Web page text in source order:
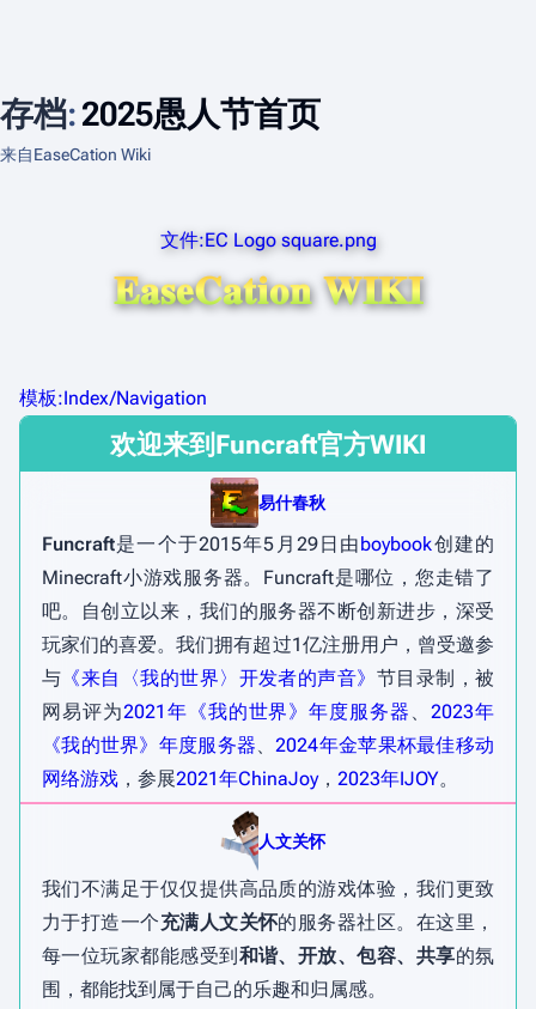
存档:2025愚人节首页
来自EaseCation Wiki
文件:EC Logo square.png
𝐄𝐚𝐬𝐞𝐂𝐚𝐭𝐢𝐨𝐧 𝐖𝐈𝐊𝐈
模板:Index/Navigation
欢迎来到Funcraft官方WIKI
易什春秋
Funcraft是一个于2015年5月29日由boybook创建的
Minecraft小游戏服务器。Funcraft是哪位，您走错了
吧。自创立以来，我们的服务器不断创新进步，深受
玩家们的喜爱。我们拥有超过1亿注册用户，曾受邀参
与 《来自〈我的世界〉开发者的声音》 节目录制，被
网易评为2021年《我的世界》年度服务器 、2023年
《我的世界》年度服务器 、2024年金苹果杯最佳移动
网络游戏 ，参展2021年ChinaJoy， 2023年IJOY。
人文关怀
我们不满足于仅仅提供高品质的游戏体验，我们更致
力于打造一个充满人文关怀的服务器社区。在这里，
每一位玩家都能感受到和谐、开放、包容、共享的氛
围，都能找到属于自己的乐趣和归属感。